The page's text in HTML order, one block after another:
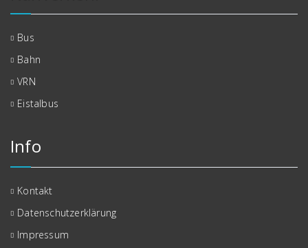
Bus
Bahn
VRN
Eistalbus
Info
Kontakt
Datenschutzerklärung
Impressum